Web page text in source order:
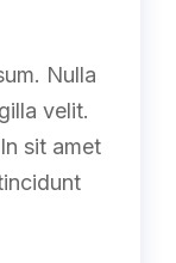
Nulla
velit.
sit amet